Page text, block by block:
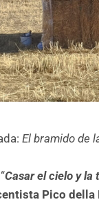
El bramido de
“Casar el cielo y la
Pico